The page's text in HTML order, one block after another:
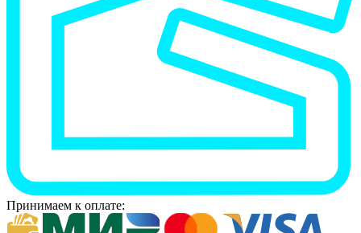
Принимаем к оплате: